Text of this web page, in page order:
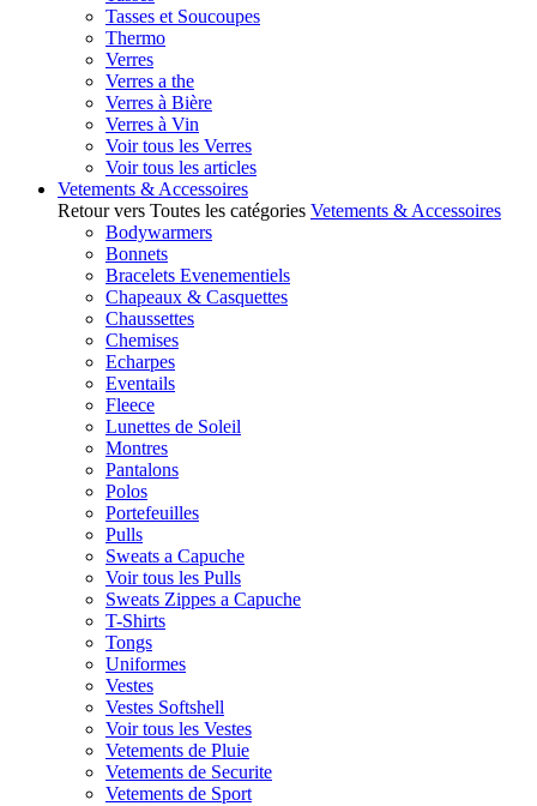
Tasses et Soucoupes
Thermo
Verres
Verres a the
Verres à Bière
Verres à Vin
Voir tous les Verres
Voir tous les articles
Vetements & Accessoires
Retour vers Toutes les catégories Vetements & Accessoires
Bodywarmers
Bonnets
Bracelets Evenementiels
Chapeaux & Casquettes
Chaussettes
Chemises
Echarpes
Eventails
Fleece
Lunettes de Soleil
Montres
Pantalons
Polos
Portefeuilles
Pulls
Sweats a Capuche
Voir tous les Pulls
Sweats Zippes a Capuche
T-Shirts
Tongs
Uniformes
Vestes
Vestes Softshell
Voir tous les Vestes
Vetements de Pluie
Vetements de Securite
Vetements de Sport